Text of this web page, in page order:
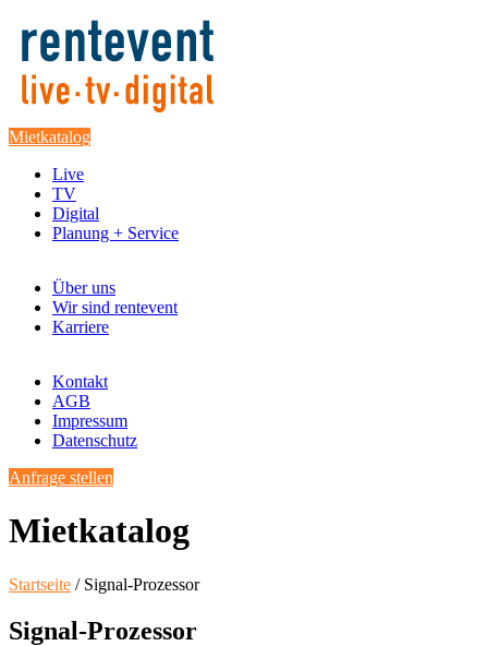
Mietkatalog
Live
TV
Digital
Planung + Service
Über uns
Wir sind rentevent
Karriere
Kontakt
AGB
Impressum
Datenschutz
Anfrage stellen
Mietkatalog
Startseite / Signal-Prozessor
Signal-Prozessor